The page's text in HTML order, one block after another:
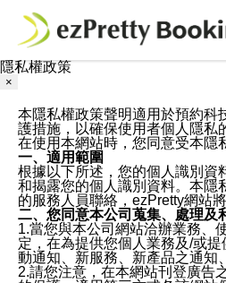
隱私權政策
×
本隱私權政策聲明適用於預約科
護措施，以確保使用者個人隱私
在使用本網站時，您同意受本隱
一、適用範圍
根據以下所述，您的個人識別資
和揭露您的個人識別資料。本隱
的服務人員聯絡，ezPretty網站
二、您同意本公司蒐集、處理及
1.當您與本公司網站洽辦業務、
定，在為提供您個人業務及/或
動通知、新服務、新產品之通知
2.請您注意，在本網站刊登廣告